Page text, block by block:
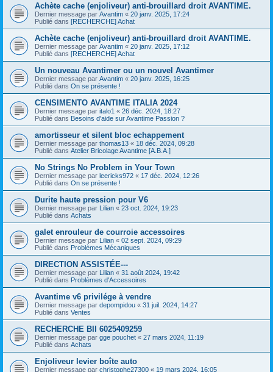
Achète cache (enjoliveur) anti-brouillard droit AVANTIME.
Dernier message par Avantim « 20 janv. 2025, 17:24
Publié dans [RECHERCHE] Achat
Achète cache (enjoliveur) anti-brouillard droit AVANTIME.
Dernier message par Avantim « 20 janv. 2025, 17:12
Publié dans [RECHERCHE] Achat
Un nouveau Avantimer ou un nouvel Avantimer
Dernier message par Avantim « 20 janv. 2025, 16:25
Publié dans On se présente !
CENSIMENTO AVANTIME ITALIA 2024
Dernier message par italo1 « 26 déc. 2024, 18:27
Publié dans Besoins d'aide sur Avantime Passion ?
amortisseur et silent bloc echappement
Dernier message par thomas13 « 18 déc. 2024, 09:28
Publié dans Atelier Bricolage Avantime [A.B.A.]
No Strings No Problem in Your Town
Dernier message par leericks972 « 17 déc. 2024, 12:26
Publié dans On se présente !
Durite haute pression pour V6
Dernier message par Lilian « 23 oct. 2024, 19:23
Publié dans Achats
galet enrouleur de courroie accessoires
Dernier message par Lilian « 02 sept. 2024, 09:29
Publié dans Problèmes Mécaniques
DIRECTION ASSISTÉE---
Dernier message par Lilian « 31 août 2024, 19:42
Publié dans Problèmes d'Accessoires
Avantime v6 privilége à vendre
Dernier message par depompidou « 31 juil. 2024, 14:27
Publié dans Ventes
RECHERCHE BII 6025409259
Dernier message par gge pouchet « 27 mars 2024, 11:19
Publié dans Achats
Enjoliveur levier boîte auto
Dernier message par christophe27300 « 19 mars 2024, 16:05